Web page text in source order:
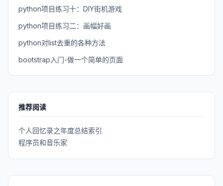
python项目练习十：DIY街机游戏
python项目练习二：画幅好画
python对list去重的各种方法
bootstrap入门-做一个简单的页面
推荐阅读
个人回忆录之年度总结索引
程序员和音乐家